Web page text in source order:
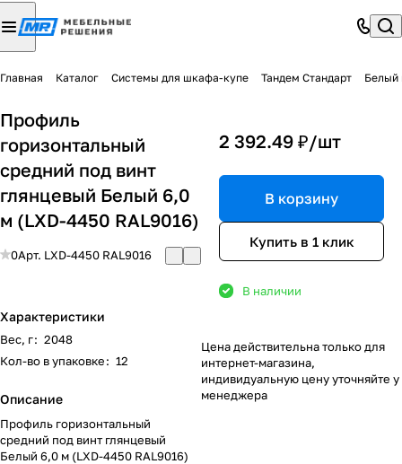
Главная Каталог Системы для шкафа-купе Тандем Стандарт Белый
Профиль
горизонтальный
средний под винт
глянцевый Белый 6,0
м (LXD-4450 RAL9016)
0Арт. LXD-4450 RAL9016
Характеристики
Вес, г: 2048
Кол-во в упаковке: 12
Описание
Профиль горизонтальный
средний под винт глянцевый
Белый 6,0 м (LXD-4450 RAL9016)
2 392.49 ₽/шт
В корзину
Купить в 1 клик
В наличии
Цена действительна только для
интернет-магазина,
индивидуальную цену уточняйте у
менеджера